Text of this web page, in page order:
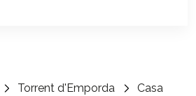
Torrent d'Emporda Casa